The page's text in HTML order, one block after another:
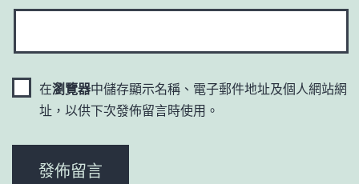
在瀏覽器中儲存顯示名稱、電子郵件地址及個人網站網
址，以供下次發佈留言時使用。